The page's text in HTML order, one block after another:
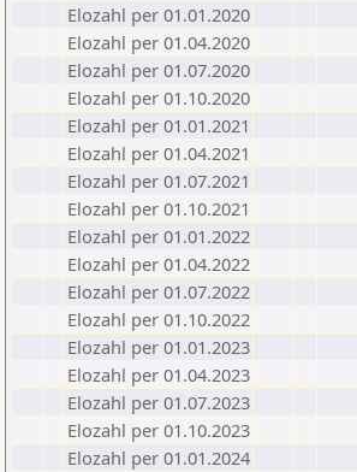
Elozahl per 01.01.2020
Elozahl per 01.04.2020
Elozahl per 01.07.2020
Elozahl per 01.10.2020
Elozahl per 01.01.2021
Elozahl per 01.04.2021
Elozahl per 01.07.2021
Elozahl per 01.10.2021
Elozahl per 01.01.2022
Elozahl per 01.04.2022
Elozahl per 01.07.2022
Elozahl per 01.10.2022
Elozahl per 01.01.2023
Elozahl per 01.04.2023
Elozahl per 01.07.2023
Elozahl per 01.10.2023
Elozahl per 01.01.2024